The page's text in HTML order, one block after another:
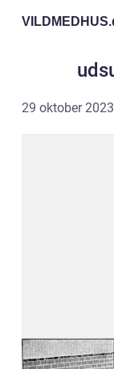
VILDMEDHUS.
29 oktober 2023